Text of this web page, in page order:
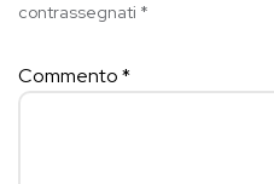
contrassegnati *
Commento*